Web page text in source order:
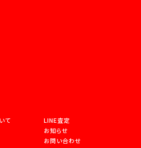
て
LINE査定
お知らせ
お問い合わせ